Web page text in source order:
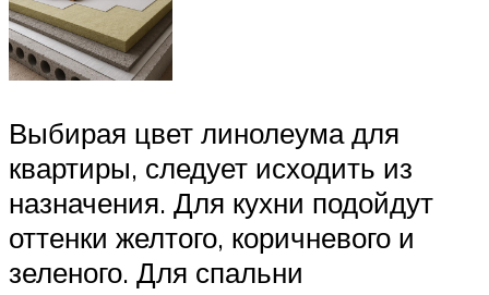
Выбирая цвет линолеума для
квартиры, следует исходить из
назначения. Для кухни подойдут
оттенки желтого, коричневого и
зеленого. Для спальни